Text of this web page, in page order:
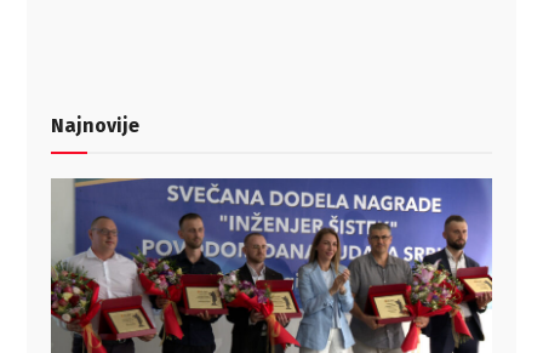
Najnovije